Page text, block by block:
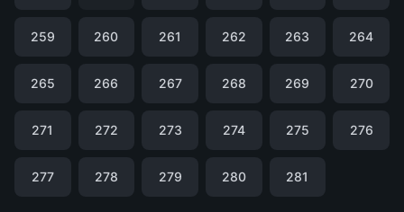
259 260 261 262 263 264
265 266 267 268 269 270
271 272 273 274 275 276
277 278 279 280 281